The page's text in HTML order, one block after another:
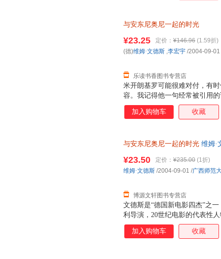
文德斯在这部电影拍摄期间所
程。这是一本电影大师写电影
论，而是两位大师合作过程的
与安东尼奥尼一起的时光
米开朗基罗可能很难对付，有
容。我记得他一句经常被引
我而言只意味着一件事：拍电
方式要求我们每个人也这样做
¥23.25 定价： ¥146.96 (1.59折)
乐读书香图书专营店
(德)维姆·文德斯 ,李宏宇 /2004-09-01
加入购物车 收藏
与安东尼奥尼一起的时光 维姆·
文德斯是“德国新电影四杰”之
利导演，20世纪电影的代表性
近30部影片，其中《奇遇》、
作品已成为电影史上的经典。
¥23.50 定价： ¥235.00 (1折)
博源文轩图书专营店
维姆·文德斯 /2004-09-01 /广西师范
加入购物车 收藏